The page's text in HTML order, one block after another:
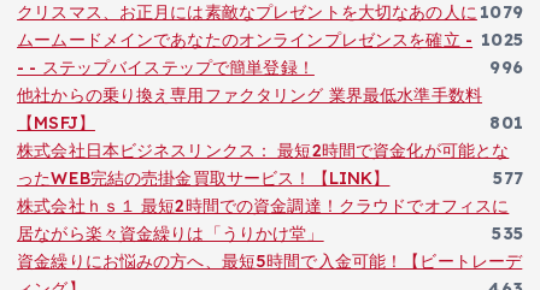
1079
クリスマス、お正月には素敵なプレゼントを大切なあの人に
1025
ムームードメインであなたのオンラインプレゼンスを確立 -
- - ステップバイステップで簡単登録！
996
他社からの乗り換え専用ファクタリング 業界最低水準手数料
【MSFJ】
801
株式会社日本ビジネスリンクス： 最短2時間で資金化が可能とな
ったWEB完結の売掛金買取サービス！【LINK】
577
株式会社ｈｓ１ 最短2時間での資金調達！クラウドでオフィスに
居ながら楽々資金繰りは「うりかけ堂」
535
資金繰りにお悩みの方へ、最短5時間で入金可能！【ビートレーデ